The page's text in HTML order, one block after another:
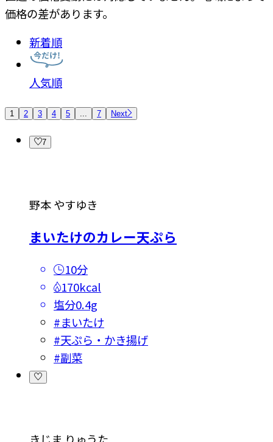
価格の差があります。
新着順
人気順
1 2 3 4 5 7 Next
7
野本 やすゆき
まいたけのカレー天ぷら
10分
170kcal
塩分0.4g
#まいたけ
#天ぷら・かき揚げ
#副菜